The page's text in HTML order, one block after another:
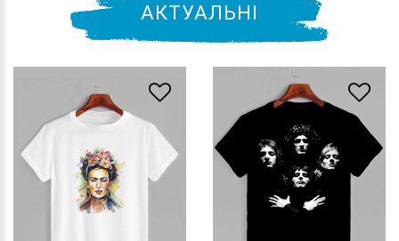
АКТУАЛЬНІ